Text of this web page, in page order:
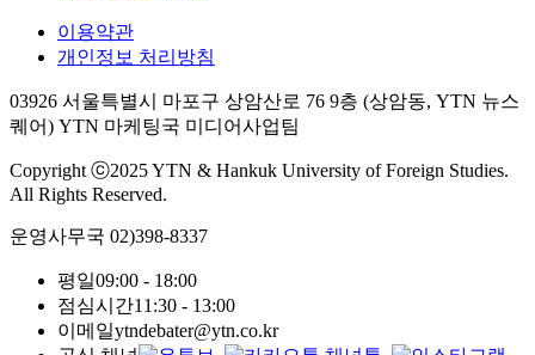
이용약관
개인정보 처리방침
03926 서울특별시 마포구 상암산로 76 9층 (상암동, YTN 뉴스
퀘어) YTN 마케팅국 미디어사업팀
Copyright ⓒ2025 YTN & Hankuk University of Foreign Studies.
All Rights Reserved.
운영사무국 02)398-8337
평일09:00 - 18:00
점심시간11:30 - 13:00
이메일ytndebater@ytn.co.kr